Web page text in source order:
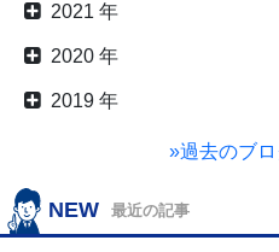
2021 年
2020 年
2019 年
»過去のブ
NEW 最近の記事